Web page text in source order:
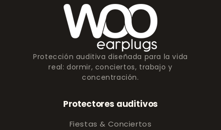
Protección auditiva diseñada para la vida
real: dormir, conciertos, trabajo y
concentración.
Protectores auditivos
Fiestas & Conciertos